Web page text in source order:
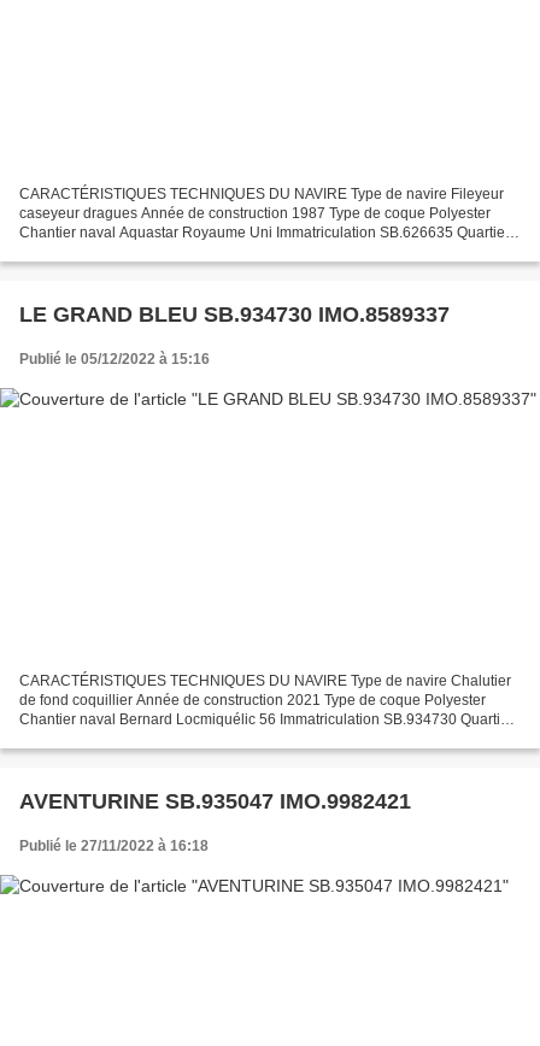
CARACTÉRISTIQUES TECHNIQUES DU NAVIRE Type de navire Fileyeur
caseyeur dragues Année de construction 1987 Type de coque Polyester
Chantier naval Aquastar Royaume Uni Immatriculation SB.626635 Quartier
LE GRAND BLEU SB.934730 IMO.8589337
Publié le 05/12/2022 à 15:16
CARACTÉRISTIQUES TECHNIQUES DU NAVIRE Type de navire Chalutier
de fond coquillier Année de construction 2021 Type de coque Polyester
Chantier naval Bernard Locmiquélic 56 Immatriculation SB.934730 Quartier
AVENTURINE SB.935047 IMO.9982421
Publié le 27/11/2022 à 16:18